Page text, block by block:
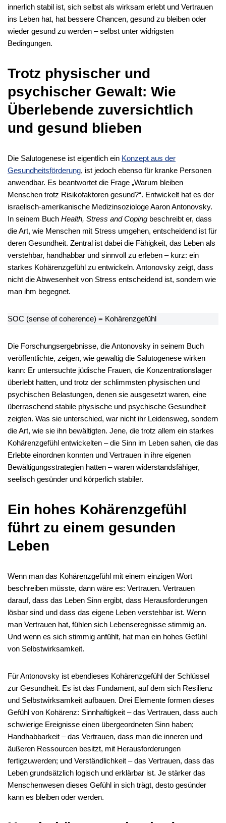
innerlich stabil ist, sich selbst als wirksam erlebt und Vertrauen
ins Leben hat, hat bessere Chancen, gesund zu bleiben oder
wieder gesund zu werden – selbst unter widrigsten
Bedingungen.
Trotz physischer und
psychischer Gewalt: Wie
Überlebende zuversichtlich
und gesund blieben
Die Salutogenese ist eigentlich ein Konzept aus der
Gesundheitsförderung, ist jedoch ebenso für kranke Personen
anwendbar. Es beantwortet die Frage „Warum bleiben
Menschen trotz Risikofaktoren gesund?“. Entwickelt hat es der
israelisch-amerikanische Medizinsoziologe Aaron Antonovsky.
In seinem Buch Health, Stress and Coping beschreibt er, dass
die Art, wie Menschen mit Stress umgehen, entscheidend ist für
deren Gesundheit. Zentral ist dabei die Fähigkeit, das Leben als
verstehbar, handhabbar und sinnvoll zu erleben – kurz: ein
starkes Kohärenzgefühl zu entwickeln. Antonovsky zeigt, dass
nicht die Abwesenheit von Stress entscheidend ist, sondern wie
man ihm begegnet.
SOC (sense of coherence) = Kohärenzgefühl
Die Forschungsergebnisse, die Antonovsky in seinem Buch
veröffentlichte, zeigen, wie gewaltig die Salutogenese wirken
kann: Er untersuchte jüdische Frauen, die Konzentrationslager
überlebt hatten, und trotz der schlimmsten physischen und
psychischen Belastungen, denen sie ausgesetzt waren, eine
überraschend stabile physische und psychische Gesundheit
zeigten. Was sie unterschied, war nicht ihr Leidensweg, sondern
die Art, wie sie ihn bewältigten. Jene, die trotz allem ein starkes
Kohärenzgefühl entwickelten – die Sinn im Leben sahen, die das
Erlebte einordnen konnten und Vertrauen in ihre eigenen
Bewältigungsstrategien hatten – waren widerstandsfähiger,
seelisch gesünder und körperlich stabiler.
Ein hohes Kohärenzgefühl
führt zu einem gesunden
Leben
Wenn man das Kohärenzgefühl mit einem einzigen Wort
beschreiben müsste, dann wäre es: Vertrauen. Vertrauen
darauf, dass das Leben Sinn ergibt, dass Herausforderungen
lösbar sind und dass das eigene Leben verstehbar ist. Wenn
man Vertrauen hat, fühlen sich Lebenseregnisse stimmig an.
Und wenn es sich stimmig anfühlt, hat man ein hohes Gefühl
von Selbstwirksamkeit.
Für Antonovsky ist ebendieses Kohärenzgefühl der Schlüssel
zur Gesundheit. Es ist das Fundament, auf dem sich Resilienz
und Selbstwirksamkeit aufbauen. Drei Elemente formen dieses
Gefühl von Kohärenz: Sinnhaftigkeit – das Vertrauen, dass auch
schwierige Ereignisse einen übergeordneten Sinn haben;
Handhabbarkeit – das Vertrauen, dass man die inneren und
äußeren Ressourcen besitzt, mit Herausforderungen
fertigzuwerden; und Verständlichkeit – das Vertrauen, dass das
Leben grundsätzlich logisch und erklärbar ist. Je stärker das
Menschenwesen dieses Gefühl in sich trägt, desto gesünder
kann es bleiben oder werden.